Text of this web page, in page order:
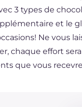
3 types de
et le
Ne vous
chaque effort
que vous